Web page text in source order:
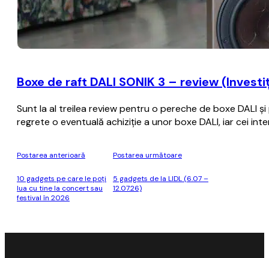
Boxe de raft DALI SONIK 3 – review
Sunt la al treilea review pentru o pereche de boxe DALI
regrete o eventuală achiziție a unor boxe DALI, iar cei
Postarea anterioară
10 gadgets pe care le poți
lua cu tine la concert sau
festival în 2026
Postarea următoare
5 gadgets de la LIDL (6.07 –
12.07.26)